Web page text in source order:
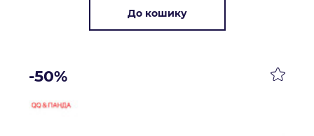
До кошику
-50%